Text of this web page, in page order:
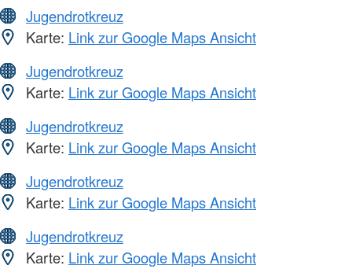
Jugendrotkreuz
Karte: Link zur Google Maps Ansicht
Jugendrotkreuz
Karte: Link zur Google Maps Ansicht
Jugendrotkreuz
Karte: Link zur Google Maps Ansicht
Jugendrotkreuz
Karte: Link zur Google Maps Ansicht
Jugendrotkreuz
Karte: Link zur Google Maps Ansicht